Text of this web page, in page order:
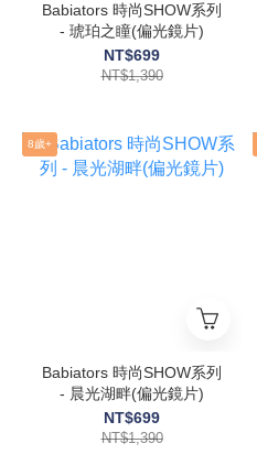
Babiators 時尚SHOW系列
- 琥珀之瞳(偏光鏡片)
NT$699
NT$1,390
8歲+
Babiators 時尚SHOW系列
- 晨光湖畔(偏光鏡片)
NT$699
NT$1,390